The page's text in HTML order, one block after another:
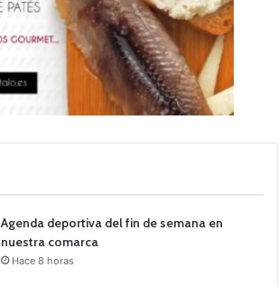
Agenda deportiva del fin de semana en
nuestra comarca
Hace 8 horas